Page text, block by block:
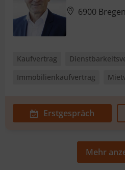
6900
Kaufvertrag
Immobilienkaufvertrag
Erstgespräch
Mehr